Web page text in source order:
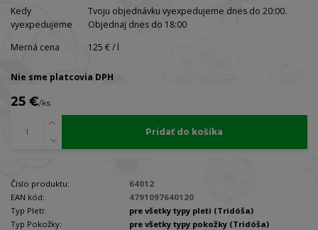
Kedy
vyexpedujeme
Tvoju objednávku vyexpedujeme dnes do 20:00.
Objednaj dnes do 18:00
Merná cena
125 € / l
Nie sme platcovia DPH
25 €/ks
Pridať do košíka
Číslo produktu:
64012
EAN kód:
4791097640120
Typ Pleti:
pre všetky typy pleti (Tridóša)
Typ Pokožky:
pre všetky typy pokožky (Tridóša)